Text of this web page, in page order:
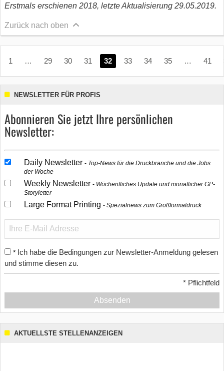
Erstmals erschienen 2018, letzte Aktualisierung 29.05.2019.
Zurück nach oben
1 … 29 30 31 32 33 34 35 … 41
NEWSLETTER FÜR PROFIS
Abonnieren Sie jetzt Ihre persönlichen
Newsletter:
Daily Newsletter
Top-News für die Druckbranche und die Jobs
der Woche
Weekly Newsletter
Wöchentliches Update und monatlicher GP-
Storyletter
Large Format Printing Spezialnews zum Großformatdruck
* Ich habe die Bedingungen zur Newsletter-Anmeldung gelesen
und stimme diesen zu.
* Pflichtfeld
Absenden
AKTUELLSTE STELLENANZEIGEN